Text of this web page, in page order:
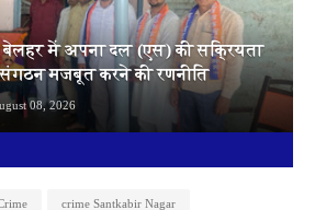
में अपना दल (एस) की सक्रियता
मजबूत करने की रणनीति
08, 2026
crime Santkabir Nagar